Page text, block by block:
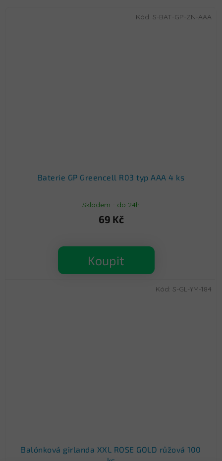
Baterie GP Greencell R03 typ AAA 4 ks
Skladem - do 24h
69 Kč
Koupit
Kód: S-BAT-GP-ZN-AAA
Balónková girlanda XXL ROSE GOLD růžová 100
Kód: S-GL-YM-184